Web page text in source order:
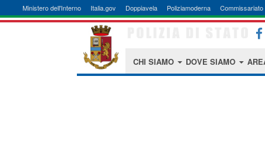
Ministero dell'Interno Italia.gov Doppiavela Poliziamoderna Commissariato
CHI SIAMO DOVE SIAMO